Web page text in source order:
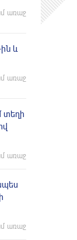
առաջ
և
առաջ
տեղի
առաջ
առաջ